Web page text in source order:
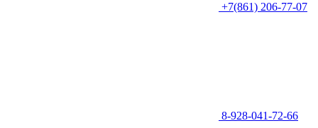
+7(861) 206-77-07
8-928-041-72-66